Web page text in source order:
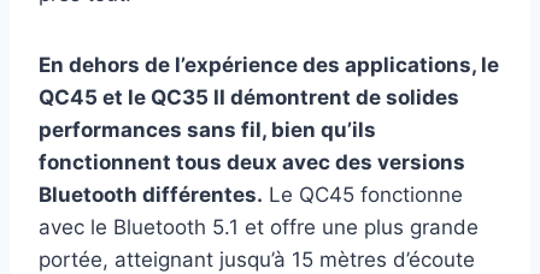
En dehors de l’expérience des applications, le
QC45 et le QC35 II démontrent de solides
performances sans fil, bien qu’ils
fonctionnent tous deux avec des versions
Bluetooth différentes. Le QC45 fonctionne
avec le Bluetooth 5.1 et offre une plus grande
portée, atteignant jusqu’à 15 mètres d’écoute